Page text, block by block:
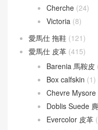
Roulis(190)
Roulis 18(155)
Roulis 23(20)
Verrou (130)
Verrou 17(74)
Verrou 21(55)
愛馬仕(60)
Berline(9)
Cherche(24)